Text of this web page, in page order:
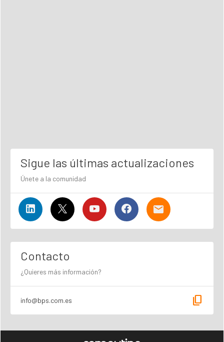
Sigue las últimas actualizaciones
Únete a la comunidad
Contacto
¿Quieres más información?
info@bps.com.es content_copy